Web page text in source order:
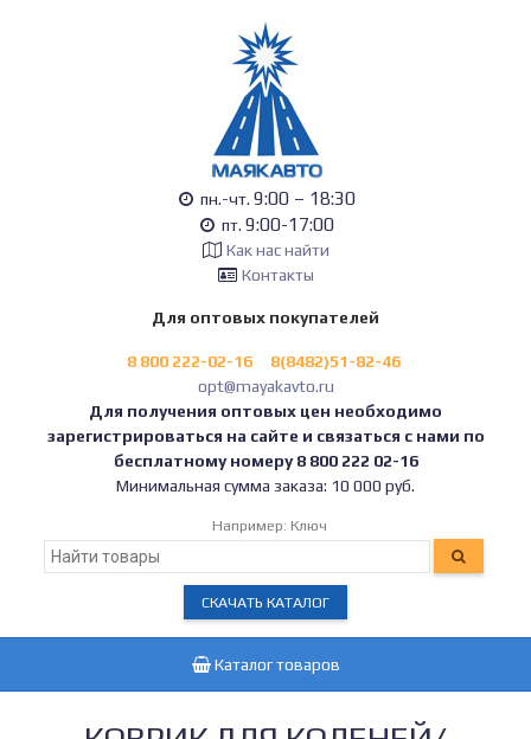
пн.-чт. 9:00 – 18:30
пт. 9:00-17:00
Как нас найти
Контакты
Для оптовых покупателей
8 800 222-02-16
8(8482)51-82-46
opt@mayakavto.ru
Для получения оптовых цен необходимо
зарегистрироваться на сайте и связаться с нами по
бесплатному номеру 8 800 222 02-16
Минимальная сумма заказа: 10 000 руб.
Например: Ключ
СКАЧАТЬ КАТАЛОГ
Каталог товаров